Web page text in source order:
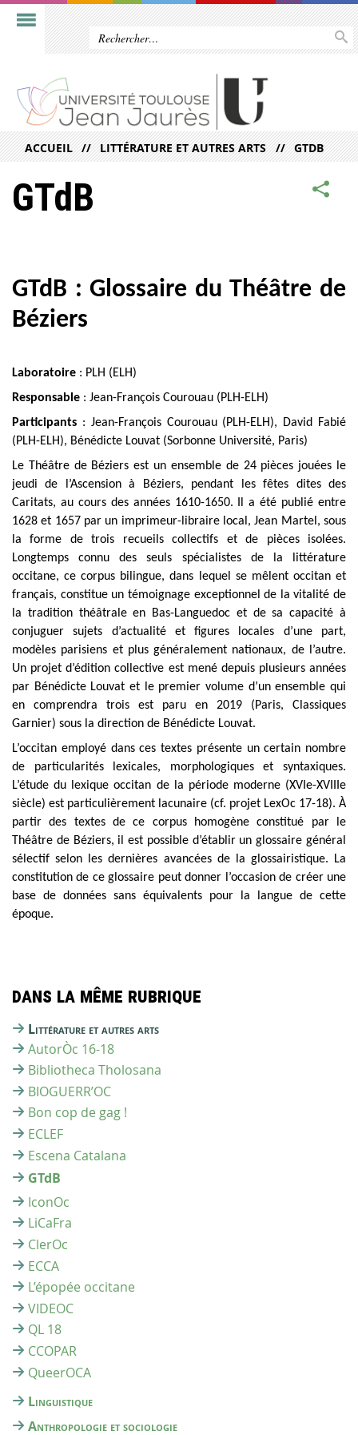
ACCUEIL LITTÉRATURE ET AUTRES ARTS GTDB
GTdB
GTdB : Glossaire du Théâtre de
Béziers
Laboratoire : PLH (ELH)
Responsable : Jean-François Courouau (PLH-ELH)
Participants : Jean-François Courouau (PLH-ELH), David Fabié
(PLH-ELH), Bénédicte Louvat (Sorbonne Université, Paris)
Le Théâtre de Béziers est un ensemble de 24 pièces jouées le
jeudi de l’Ascension à Béziers, pendant les fêtes dites des
Caritats, au cours des années 1610-1650. Il a été publié entre
1628 et 1657 par un imprimeur-libraire local, Jean Martel, sous
la forme de trois recueils collectifs et de pièces isolées.
Longtemps connu des seuls spécialistes de la littérature
occitane, ce corpus bilingue, dans lequel se mêlent occitan et
français, constitue un témoignage exceptionnel de la vitalité de
la tradition théâtrale en Bas-Languedoc et de sa capacité à
conjuguer sujets d’actualité et figures locales d’une part,
modèles parisiens et plus généralement nationaux, de l’autre.
Un projet d’édition collective est mené depuis plusieurs années
par Bénédicte Louvat et le premier volume d’un ensemble qui
en comprendra trois est paru en 2019 (Paris, Classiques
Garnier) sous la direction de Bénédicte Louvat.
L’occitan employé dans ces textes présente un certain nombre
de particularités lexicales, morphologiques et syntaxiques.
L’étude du lexique occitan de la période moderne (XVI e-XVIII e
siècle) est particulièrement lacunaire (cf. projet LexOc 17-18). À
partir des textes de ce corpus homogène constitué par le
Théâtre de Béziers, il est possible d’établir un glossaire général
sélectif selon les dernières avancées de la glossairistique. La
constitution de ce glossaire peut donner l’occasion de créer une
base de données sans équivalents pour la langue de cette
époque.
Dans la même rubrique
Littérature et autres arts
AutorÒc 16-18
Bibliotheca Tholosana
BIOGUERR’OC
Bon cop de gag !
ECLEF
Escena Catalana
GTdB
IconOc
LiCaFra
ClerOc
ECCA
L’épopée occitane
VIDEOC
QL 18
CCOPAR
QueerOCA
Linguistique
Anthropologie et sociologie